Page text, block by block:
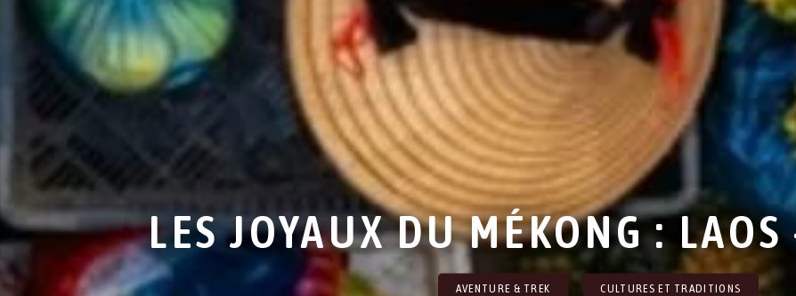
LES JOYAUX DU MÉKONG :
AVENTURE & TREK CULTURES ET TRADITIONS